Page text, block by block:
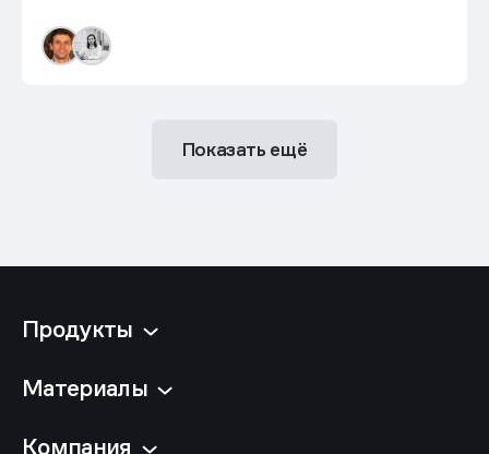
Показать ещё
Продукты
Материалы
Компания